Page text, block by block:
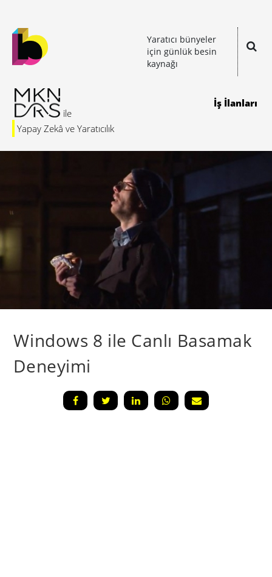
Yaratıcı bünyeler
için günlük besin
kaynağı
Yapay Zekâ ve Yaratıcılık
İş İlanları
Windows 8 ile Canlı Basamak
Deneyimi